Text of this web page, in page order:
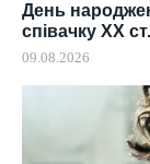
День
співачку ХХ
09.08.2026